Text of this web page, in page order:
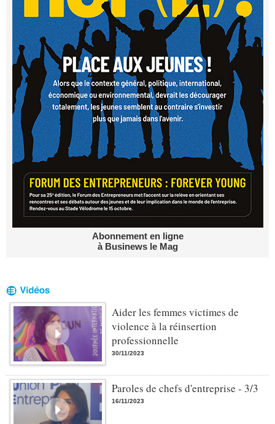
Abonnement en ligne
à Businews le Mag
Aider les femmes victimes de
violence à la réinsertion
professionnelle
30/11/2023
Paroles de chefs d'entreprise - 3/3
16/11/2023